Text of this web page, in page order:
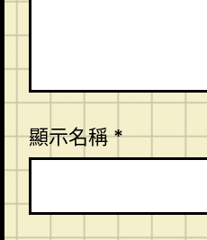
顯示名稱*